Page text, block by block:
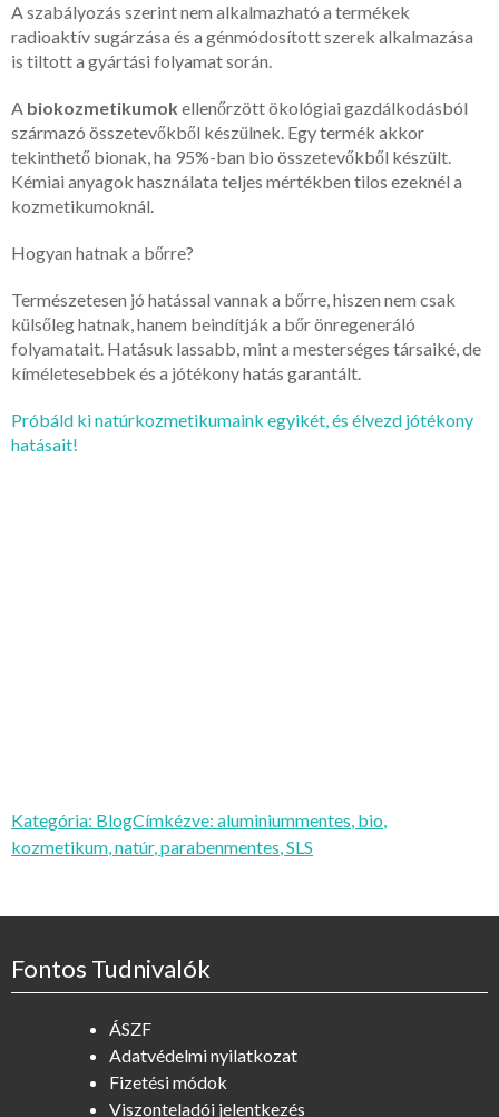
A szabályozás szerint nem alkalmazható a termékek
radioaktív sugárzása és a génmódosított szerek alkalmazása
is tiltott a gyártási folyamat során.
A biokozmetikumok ellenőrzött ökológiai gazdálkodásból
származó összetevőkből készülnek. Egy termék akkor
tekinthető bionak, ha 95%-ban bio összetevőkből készült.
Kémiai anyagok használata teljes mértékben tilos ezeknél a
kozmetikumoknál.
Hogyan hatnak a bőrre?
Természetesen jó hatással vannak a bőrre, hiszen nem csak
külsőleg hatnak, hanem beindítják a bőr önregeneráló
folyamatait. Hatásuk lassabb, mint a mesterséges társaiké, de
kíméletesebbek és a jótékony hatás garantált.
Próbáld ki natúrkozmetikumaink egyikét, és élvezd jótékony
hatásait!
Kategória: BlogCímkézve: aluminiummentes, bio,
kozmetikum,natúr,parabenmentes,SLS
Fontos Tudnivalók
ÁSZF
Adatvédelmi nyilatkozat
Fizetési módok
Viszonteladói jelentkezés